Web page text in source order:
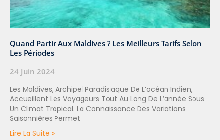
Quand Partir Aux Maldives ? Les Meilleurs Tarifs Selon
Les Périodes
24 Juin 2024
Les Maldives, Archipel Paradisiaque De L’océan Indien,
Accueillent Les Voyageurs Tout Au Long De L’année Sous
Un Climat Tropical. La Connaissance Des Variations
Saisonnières Permet
Lire La Suite »